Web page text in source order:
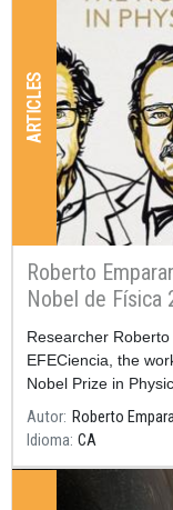
ARTICLES
Roberto
Nobel de Física
Resum
Researcher
EFECiencia, the
Nobel Prize in
Autor Roberto
Idioma CA